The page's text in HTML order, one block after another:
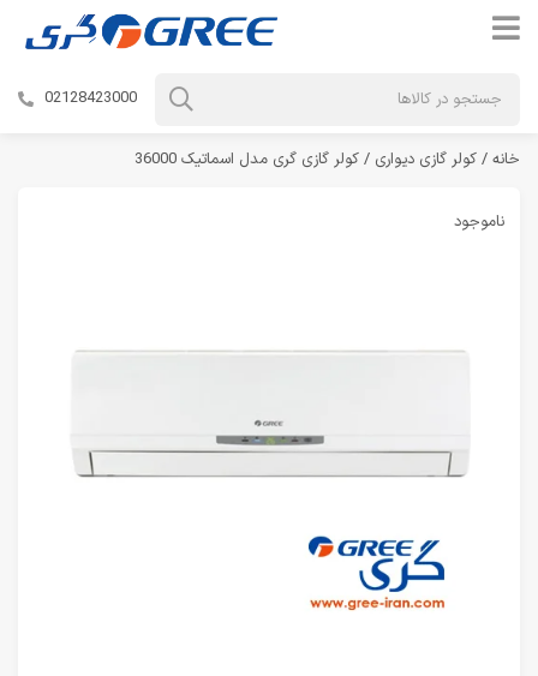
02128423000
خانه / کولر گازی دیواری / کولر گازی گری مدل اسماتیک 36000
ناموجود